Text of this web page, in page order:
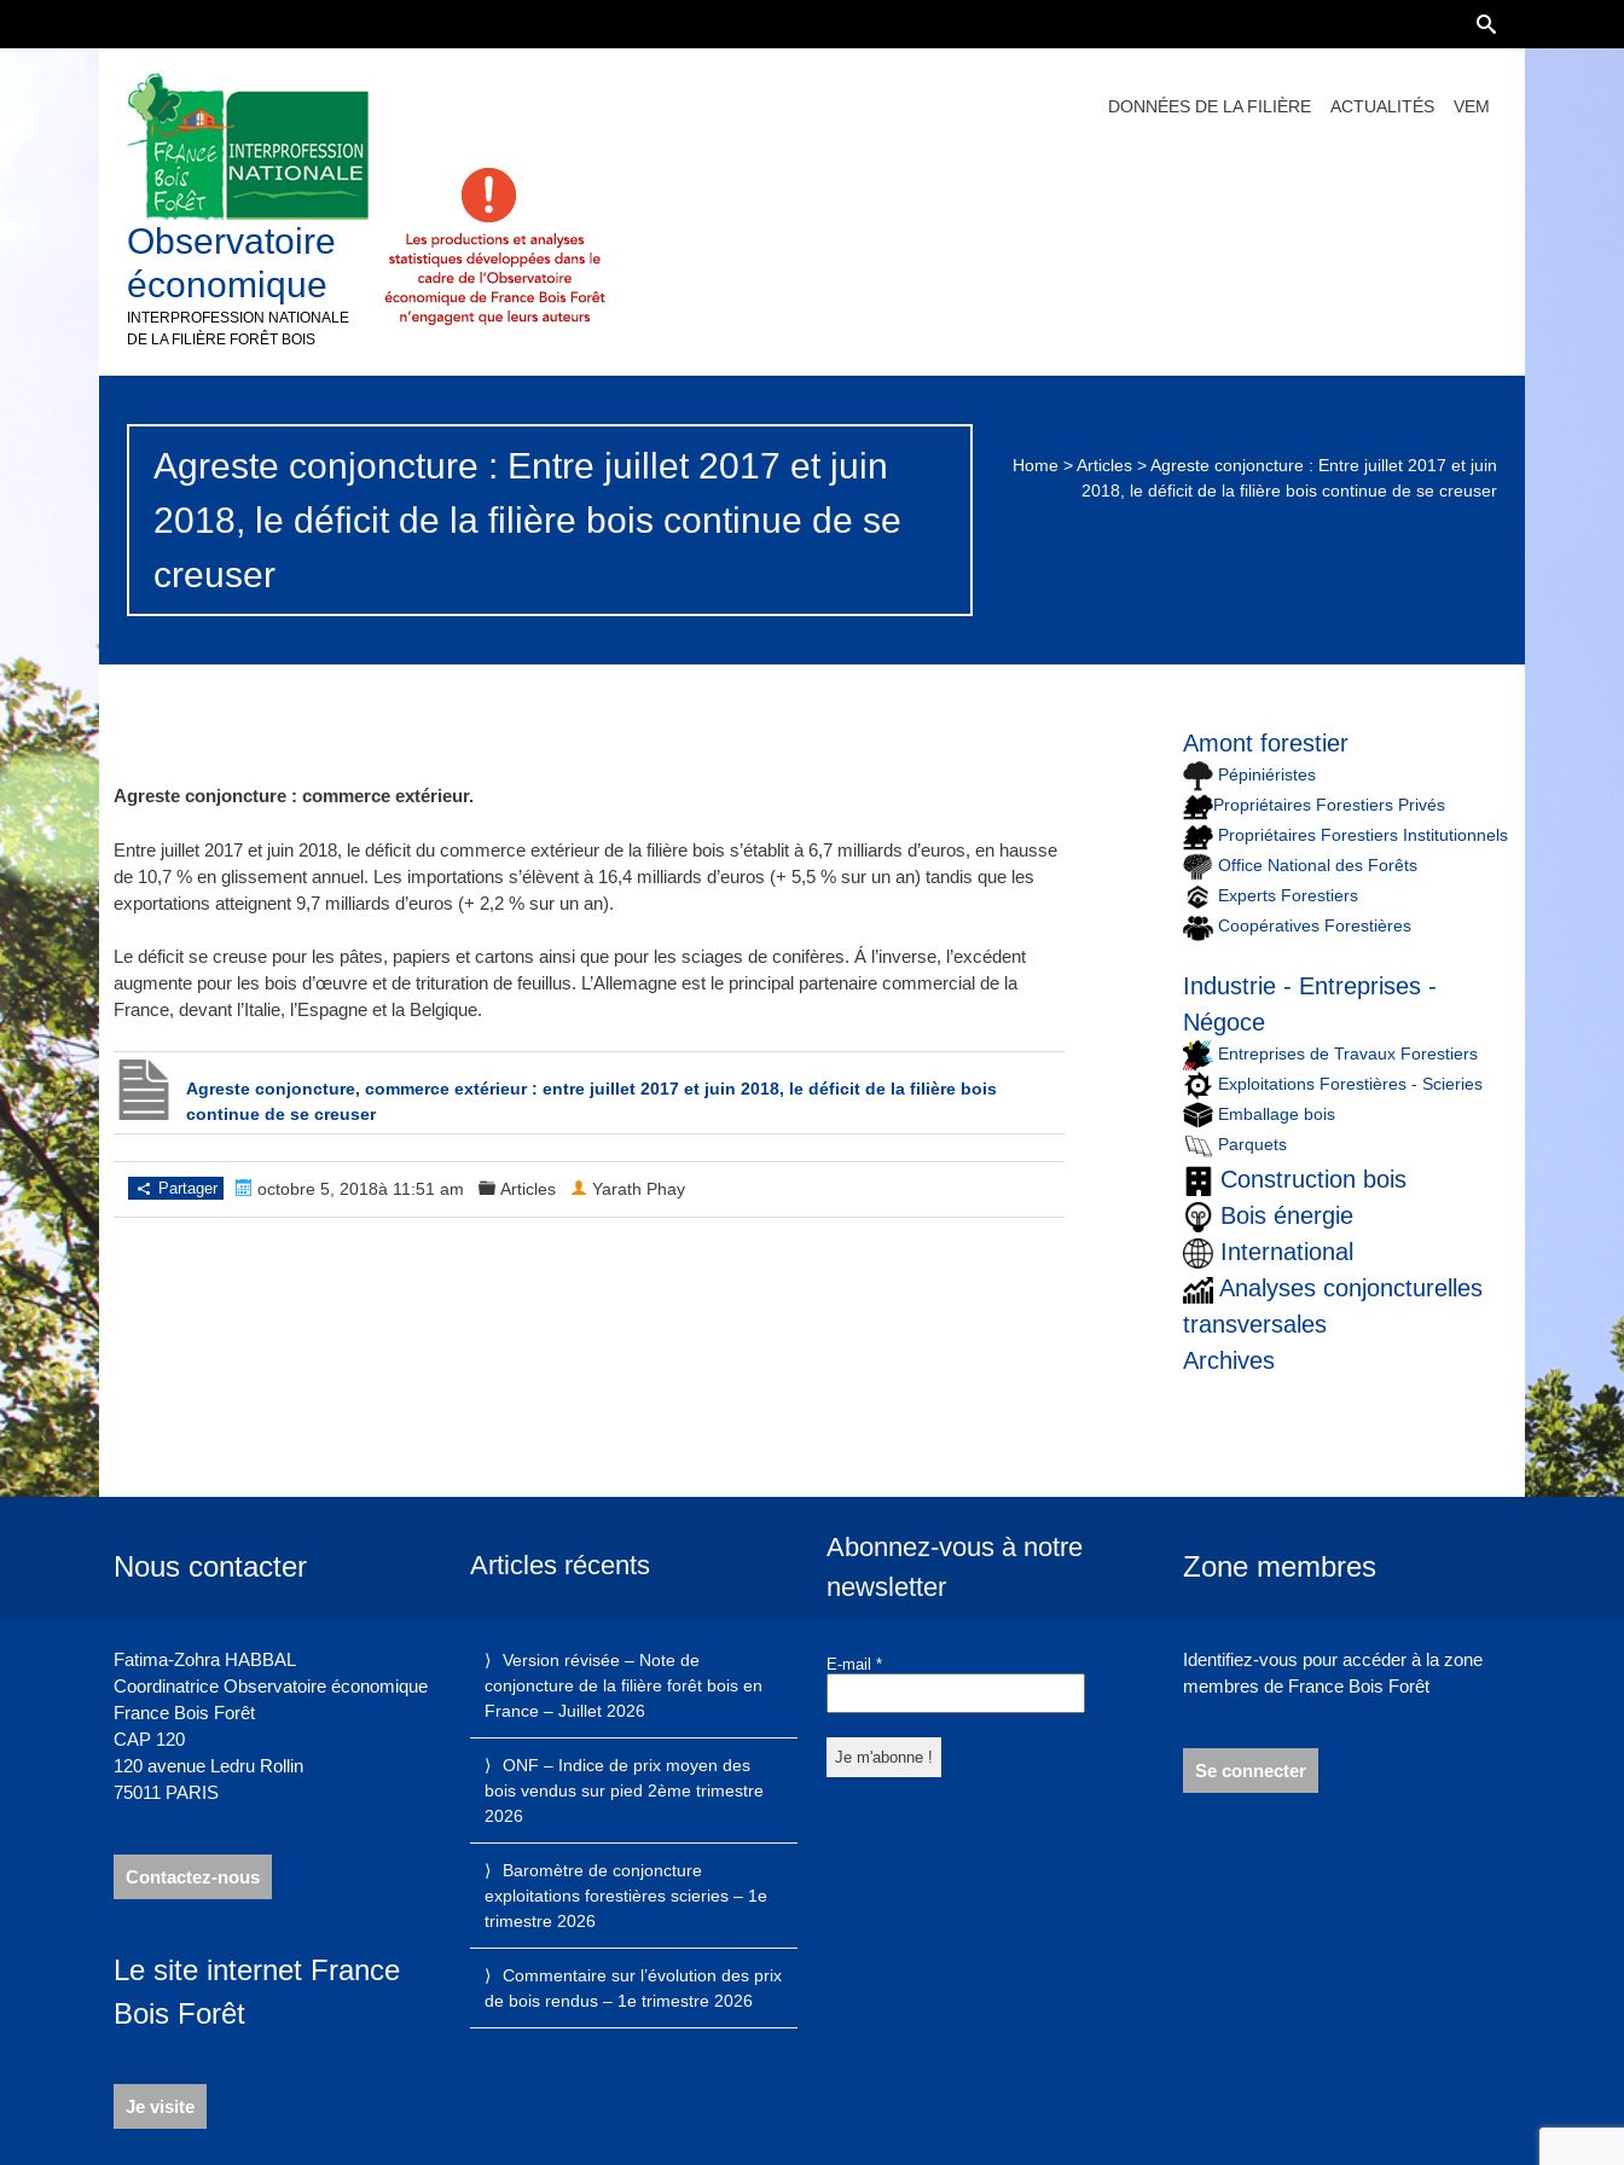
Observatoire
économique
INTERPROFESSION NATIONALE
DE LA FILIÈRE FORÊT BOIS
DONNÉES DE LA FILIÈRE ACTUALITÉS VEM
Agreste conjoncture : Entre juillet 2017 et juin
2018, le déficit de la filière bois continue de se
creuser
Home>Articles>Agreste conjoncture : Entre juillet 2017 et juin
2018, le déficit de la filière bois continue de se creuser
Agreste conjoncture : commerce extérieur.
Entre juillet 2017 et juin 2018, le déficit du commerce extérieur de la filière bois s’établit à 6,7 milliards d’euros, en hausse
de 10,7 % en glissement annuel. Les importations s’élèvent à 16,4 milliards d’euros (+ 5,5 % sur un an) tandis que les
exportations atteignent 9,7 milliards d’euros (+ 2,2 % sur un an).
Le déficit se creuse pour les pâtes, papiers et cartons ainsi que pour les sciages de conifères. Á l’inverse, l’excédent
augmente pour les bois d’œuvre et de trituration de feuillus. L’Allemagne est le principal partenaire commercial de la
France, devant l’Italie, l’Espagne et la Belgique.
Agreste conjoncture, commerce extérieur : entre juillet 2017 et juin 2018, le déficit de la filière bois
continue de se creuser
Partager octobre 5, 2018à 11:51 am Articles Yarath Phay
Amont forestier
Pépiniéristes
Propriétaires Forestiers Privés
Propriétaires Forestiers Institutionnels
Office National des Forêts
Experts Forestiers
Coopératives Forestières
Industrie - Entreprises -
Négoce
Entreprises de Travaux Forestiers
Exploitations Forestières - Scieries
Emballage bois
Parquets
Construction bois
Bois énergie
International
Analyses conjoncturelles
transversales
Archives
Nous contacter
Fatima-Zohra HABBAL
Coordinatrice Observatoire économique
France Bois Forêt
CAP 120
120 avenue Ledru Rollin
75011 PARIS
Contactez-nous
Le site internet France
Bois Forêt
Je visite
Articles récents
Version révisée – Note de
conjoncture de la filière forêt bois en
France – Juillet 2026
ONF – Indice de prix moyen des
bois vendus sur pied 2ème trimestre
2026
Baromètre de conjoncture
exploitations forestières scieries – 1e
trimestre 2026
Commentaire sur l’évolution des prix
de bois rendus – 1e trimestre 2026
Abonnez-vous à notre
newsletter
E-mail *
Zone membres
Identifiez-vous pour accéder à la zone
membres de France Bois Forêt
Se connecter